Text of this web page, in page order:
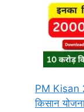
PM Kisan
किसान